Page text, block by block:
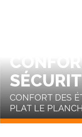
CONFORT DES
PLAT LE